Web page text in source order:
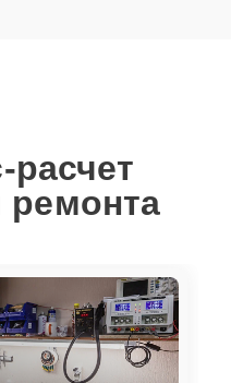
расчет
ремонта